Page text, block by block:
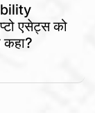
एसेट्स को
कहा?